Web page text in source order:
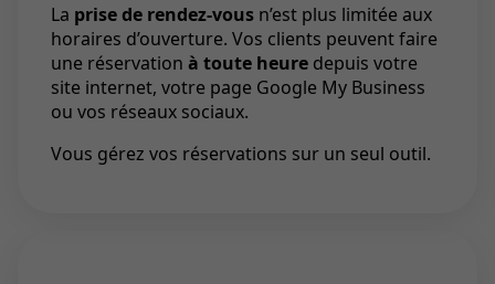
La prise de rendez-vous n’est plus limitée aux
horaires d’ouverture. Vos clients peuvent faire
une réservation à toute heure depuis votre
site internet, votre page Google My Business
ou vos réseaux sociaux.
Vous gérez vos réservations sur un seul outil.